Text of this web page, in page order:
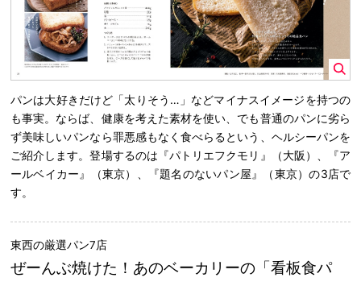
パンは大好きだけど「太りそう…」などマイナスイメージを持つの
も事実。ならば、健康を考えた素材を使い、でも普通のパンに劣ら
ず美味しいパンなら罪悪感もなく食べらるという、ヘルシーパンを
ご紹介します。登場するのは『パトリエフクモリ』（大阪）、『ア
ールベイカー』（東京）、『題名のないパン屋』（東京）の3店で
す。
東西の厳選パン7店
ぜーんぶ焼けた！あのベーカリーの「看板食パ